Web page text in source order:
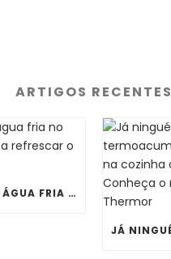
ARTIGOS RECENTES
TOMAR BANHO DE ÁGUA FRIA NO VERÃO AJUDA MESMO A REFRESCAR O CORPO?